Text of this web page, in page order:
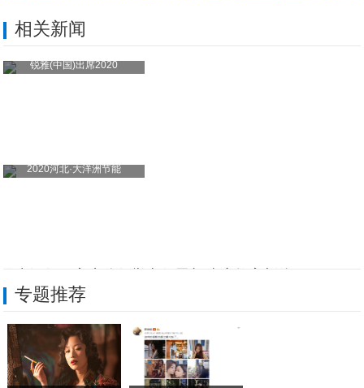
相关新闻
锐雅(中国)出席2020
2020河北·大洋洲节能
民生银行石家庄分行疫情期间服务 支持不
民生银行石家庄分行 抗击疫情倾力做好跨
有一份热发一份光—民生银行石家庄分行坚持
专题推荐